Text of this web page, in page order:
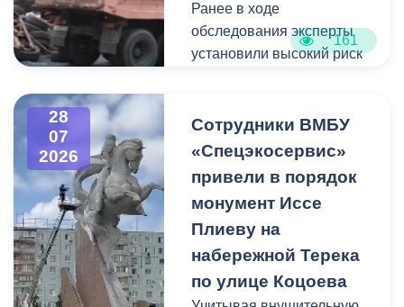
Пункт отбора на военную
службу по контракту г.
Владикавказ, ул. Титова,
Ранее в ходе
обследования эксперты
установили высокий риск
квадратных метра и весом
около 53 тонн.
Для предотвращения
возможной чрезвычайной
ситуации Комиссия по
предупреждению и
ликвидации ЧС ввела
режим повышенной
161
28
07
2026
Сотрудники ВМБУ
«Спецэкосервис»
привели в порядок
монумент Иссе
Плиеву на
набережной Терека
по улице Коцоева